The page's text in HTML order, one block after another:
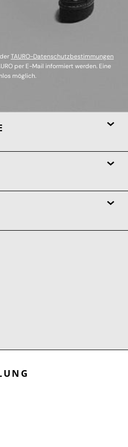
TAURO-Datenschutzbestimmungen
per E-Mail informiert werden. Eine
möglich.